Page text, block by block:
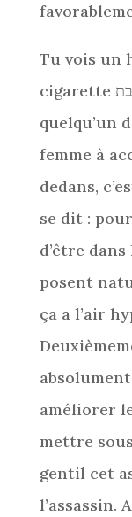
Tu vois un
cigarette שבת dans sa voiture, et
quelqu’un
femme à
dedans,
se dit :
d’être
posent
ça a l’air
améliorer
mettre
gentil cet
l’assassin.